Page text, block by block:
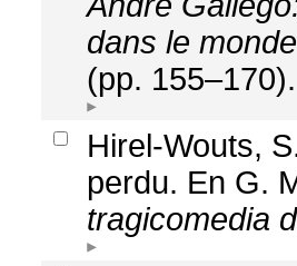
dans le
(pp.
Hirel-Wouts,
perdu. En G.
tragicomedia